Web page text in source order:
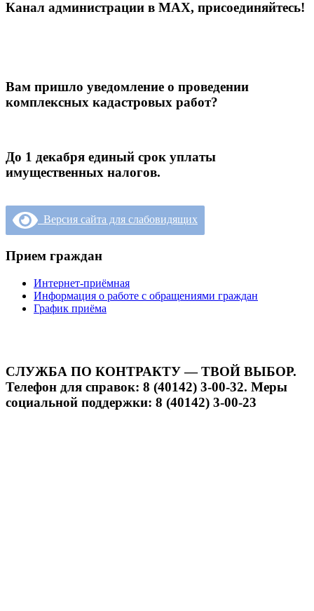
Канал администрации в МАХ, присоединяйтесь!
Вам пришло уведомление о проведении
комплексных кадастровых работ?
До 1 декабря единый срок уплаты
имущественных налогов.
Версия сайта для слабовидящих
Прием граждан
Интернет-приёмная
Информация о работе с обращениями граждан
График приёма
СЛУЖБА ПО КОНТРАКТУ — ТВОЙ ВЫБОР.
Телефон для справок: 8 (40142) 3-00-32. Меры
социальной поддержки: 8 (40142) 3-00-23